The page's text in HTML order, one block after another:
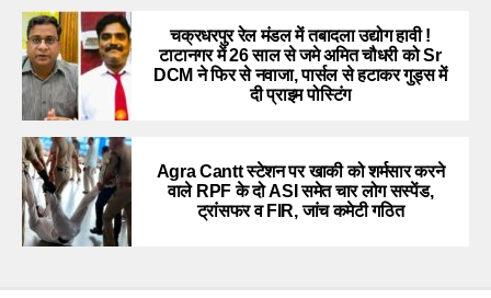
चक्रधरपुर रेल मंडल में तबादला उद्योग हावी !
टाटानगर में 26 साल से जमे अमित चौधरी को Sr
DCM ने फिर से नवाजा, पार्सल से हटाकर गुड्स में
दी प्राइम पोस्टिंग
Agra Cantt स्टेशन पर खाकी को शर्मसार करने
वाले RPF के दो ASI समेत चार लोग सस्पेंड,
ट्रांसफर व FIR, जांच कमेटी गठित